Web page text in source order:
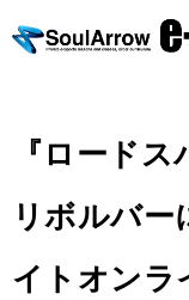
『ロード
リボルバ
イトオンラ